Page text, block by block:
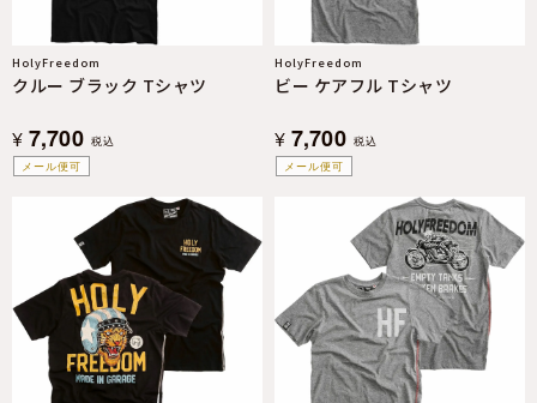
メール便可
HolyFreedom
クルー ブラック Tシャツ
¥ 7,700 税込
メール便可
HolyFreedom
ビー ケアフル Tシャツ
¥ 7,700 税込